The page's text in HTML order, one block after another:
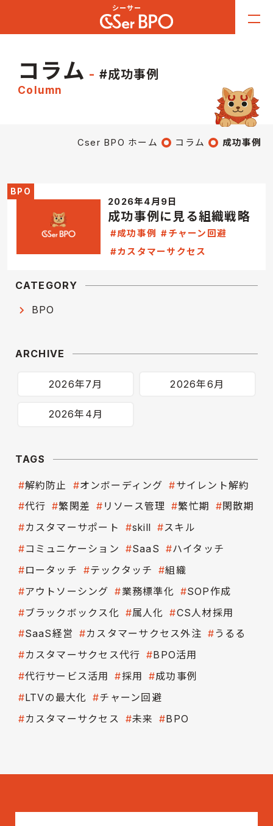
コラム #成功事例
Column
Cser BPO ホーム コラム 成功事例
BPO
2026年4月9日
成功事例に見る組織戦略
#成功事例
#チャーン回避
#カスタマーサクセス
CATEGORY
BPO
ARCHIVE
2026年7月 2026年6月
2026年4月
TAGS
解約防止 オンボーディング
サイレント解約
代行
繁閑差 リソース管理 繁忙期
閑散期
カスタマーサポート
skill
スキル
コミュニケーション
SaaS
ハイタッチ
ロータッチ
テックタッチ
組織
アウトソーシング
業務標準化
SOP作成
ブラックボックス化
属人化
CS人材採用
SaaS経営
カスタマーサクセス外注
うるる
カスタマーサクセス代行
BPO活用
代行サービス活用
採用
成功事例
LTVの最大化
チャーン回避
カスタマーサクセス
未来 BPO